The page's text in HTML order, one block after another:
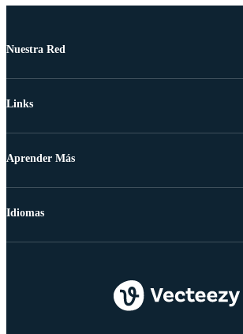
Nuestra Red
Links
Aprender Más
Idiomas